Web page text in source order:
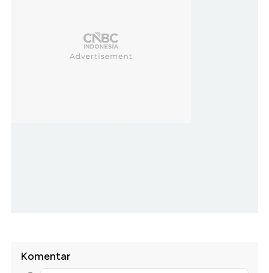
Komentar